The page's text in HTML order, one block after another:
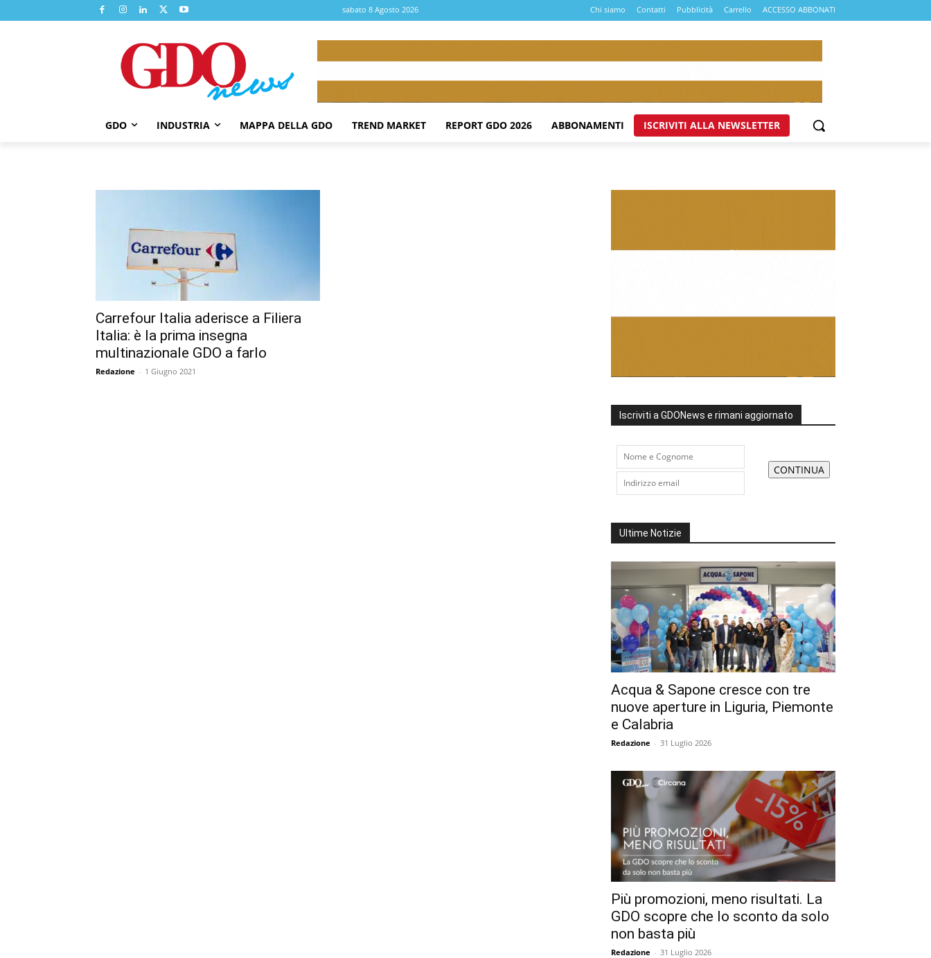
sabato 8 Agosto 2026 Chi siamo Contatti Pubblicità Carrello ACCESSO ABBONATI
GDO INDUSTRIA MAPPA DELLA GDO TREND MARKET REPORT GDO 2026 ABBONAMENTI ISCRIVITI ALLA NEWSLETTER
Carrefour Italia aderisce a Filiera
Italia: è la prima insegna
multinazionale GDO a farlo
Redazione - 1 Giugno 2021
Iscriviti a GDONews e rimani aggiornato
Ultime Notizie
Acqua & Sapone cresce con tre
nuove aperture in Liguria, Piemonte
e Calabria
Redazione - 31 Luglio 2026
Più promozioni, meno risultati. La
GDO scopre che lo sconto da solo
non basta più
Redazione - 31 Luglio 2026